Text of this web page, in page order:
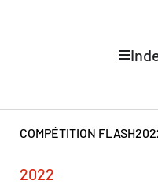
COMPÉTITION FLASH
2022